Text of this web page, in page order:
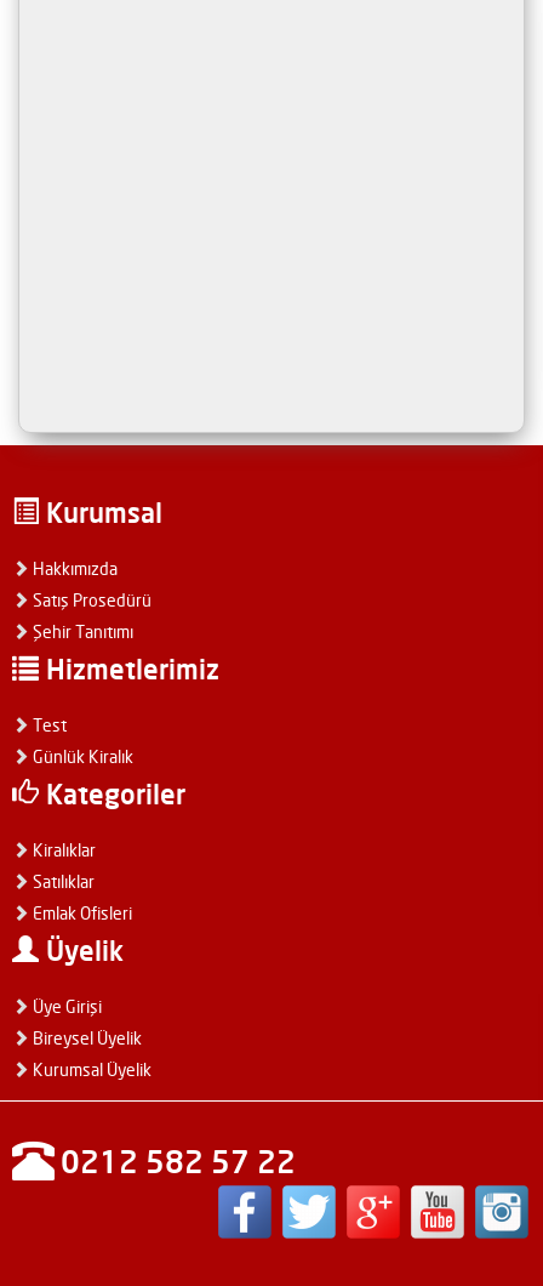
Kurumsal
Hakkımızda
Satış Prosedürü
Şehir Tanıtımı
Hizmetlerimiz
Test
Günlük Kiralık
Kategoriler
Kiralıklar
Satılıklar
Emlak Ofisleri
Üyelik
Üye Girişi
Bireysel Üyelik
Kurumsal Üyelik
0212 582 57 22